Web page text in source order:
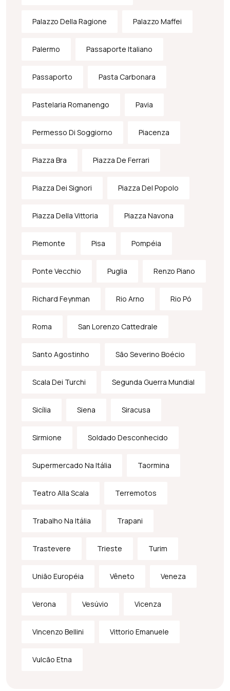
Palazzo Della Ragione Palazzo Maffei
Palermo Passaporte Italiano
Passaporto Pasta Carbonara
Pastelaria Romanengo Pavia
Permesso Di Soggiorno Piacenza
Piazza Bra Piazza De Ferrari
Piazza Dei Signori Piazza Del Popolo
Piazza Della Vittoria Piazza Navona
Piemonte Pisa Pompéia
Ponte Vecchio Puglia Renzo Piano
Richard Feynman Rio Arno Rio Pó
Roma San Lorenzo Cattedrale
Santo Agostinho São Severino Boécio
Scala Dei Turchi Segunda Guerra Mundial
Sicília Siena Siracusa
Sirmione Soldado Desconhecido
Supermercado Na Itália Taormina
Teatro Alla Scala Terremotos
Trabalho Na Itália Trapani
Trastevere Trieste Turim
União Européia Vêneto Veneza
Verona Vesúvio Vicenza
Vincenzo Bellini Vittorio Emanuele
Vulcão Etna